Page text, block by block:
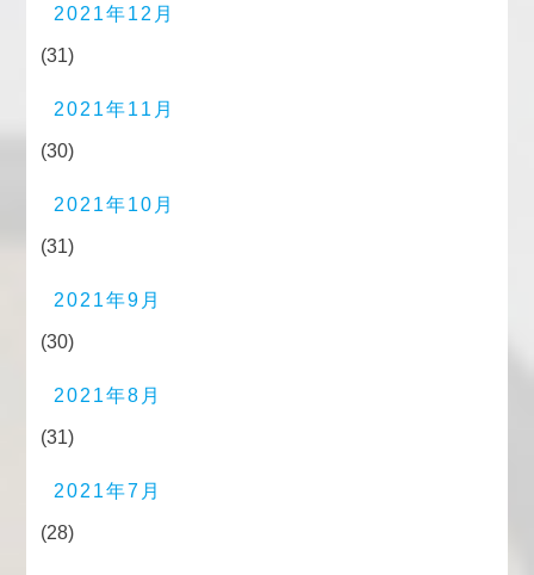
2021年12月
(31)
2021年11月
(30)
2021年10月
(31)
2021年9月
(30)
2021年8月
(31)
2021年7月
(28)